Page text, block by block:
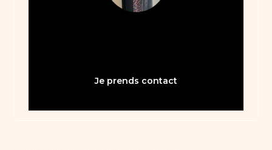
Je prends contact